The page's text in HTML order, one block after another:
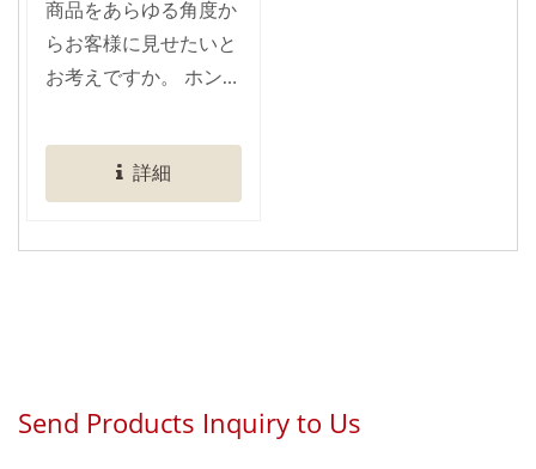
Restaurant
Automation)
商品をあらゆる角度か
らお客様に見せたいと
お考えですか。 ホンチ
グネティック・ディス
プレイコンベヤ技術
環境づくりを支える最
なシーンに柔軟に対
詳細